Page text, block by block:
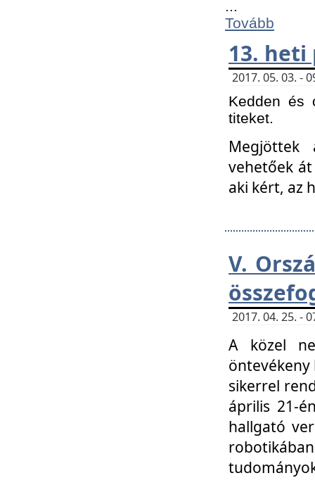
Tovább
13.
2017. 05. 03. -
Kedden és
titeket.
Megjöttek
vehetőek
aki kért, az
V.
2017. 04. 25. -
A közel
öntevékeny
sikerrel
április 21-
hallgató